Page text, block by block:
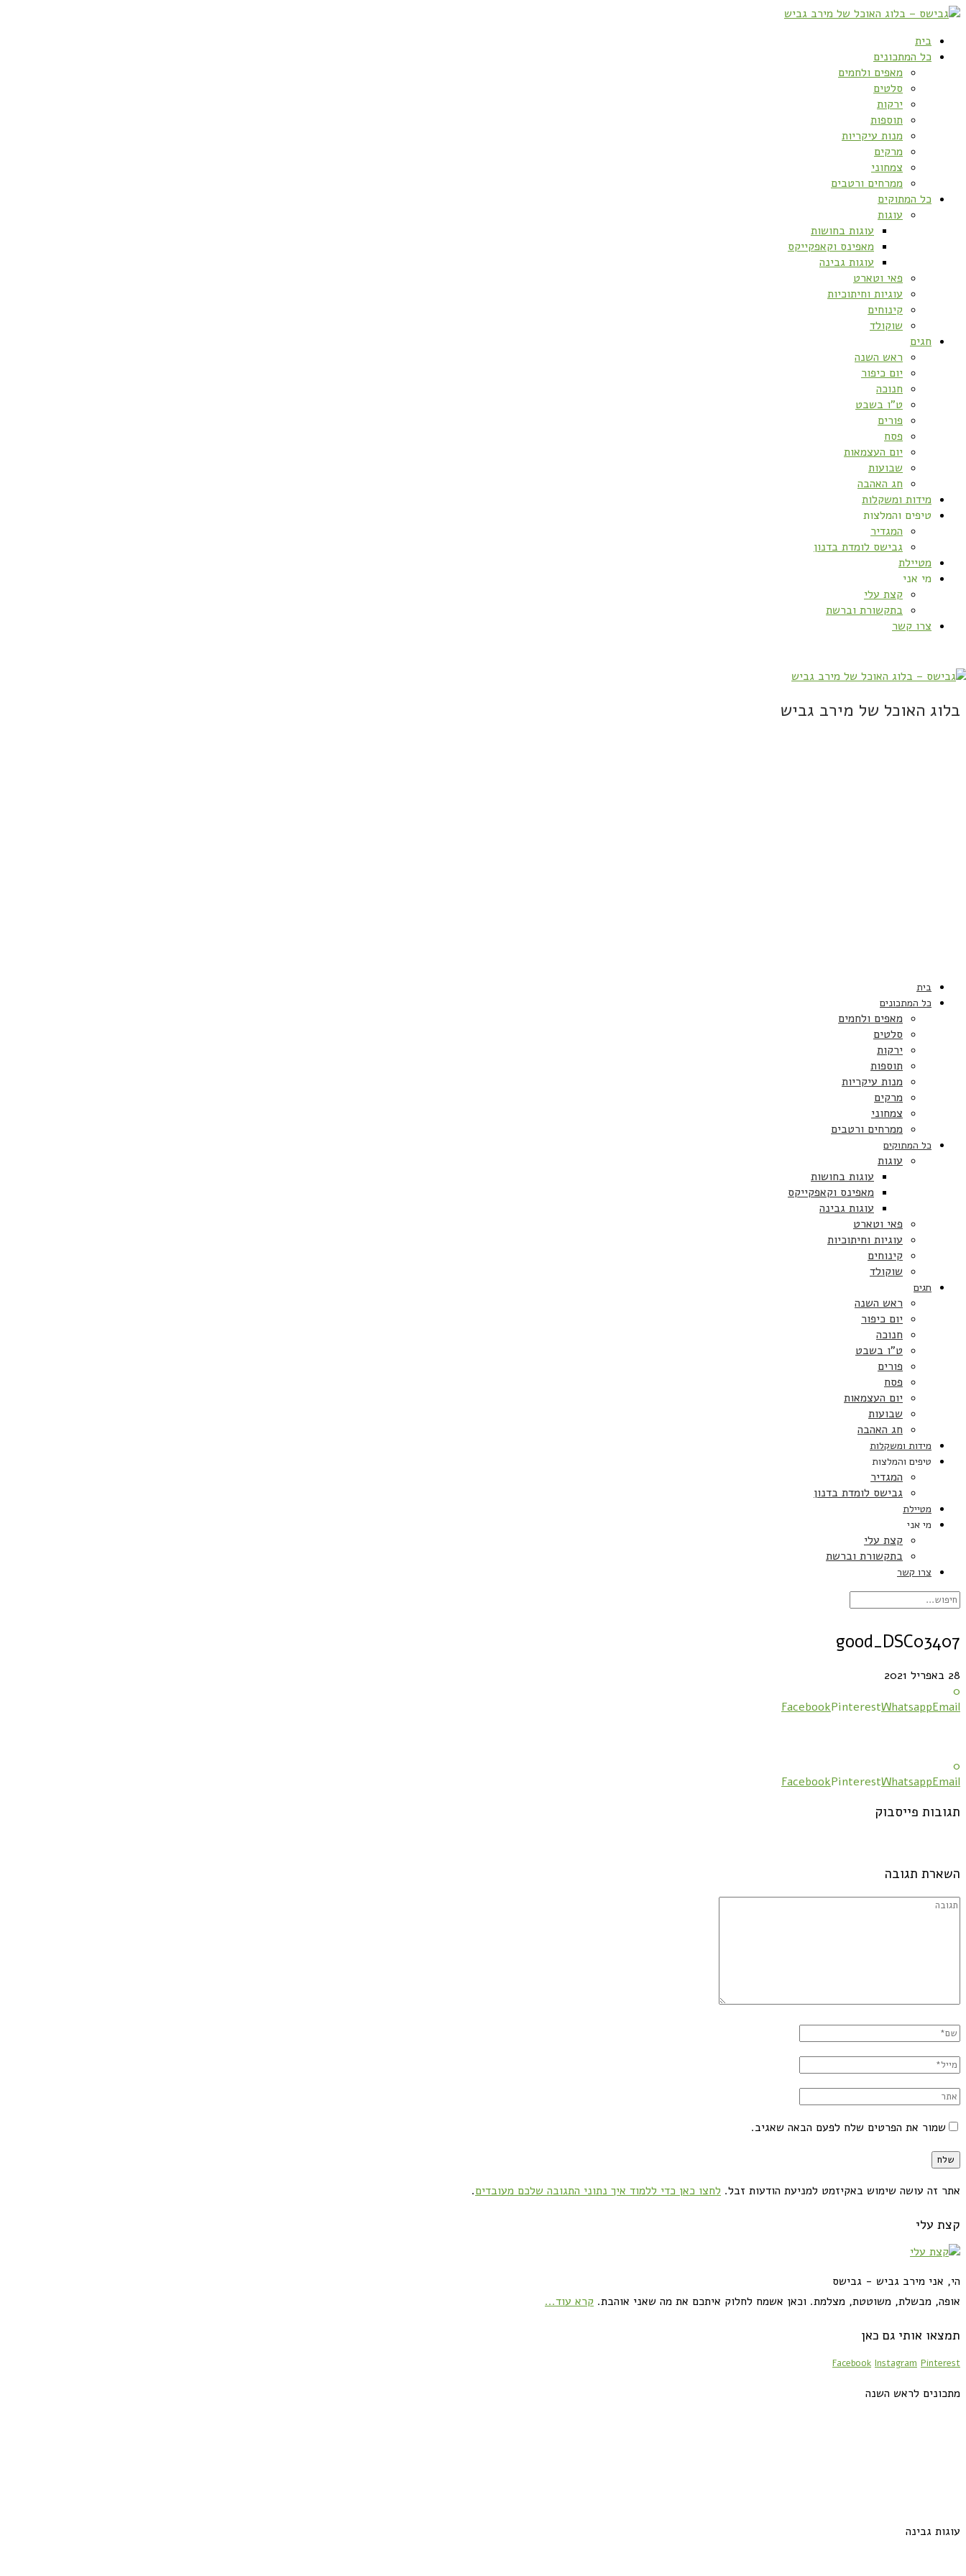
בית
כל המתכונים
מאפים ולחמים
סלטים
ירקות
תוספות
מנות עיקריות
מרקים
צמחוני
ממרחים ורטבים
כל המתוקים
עוגות
עוגות בחושות
מאפינס וקאפקייקס
עוגות גבינה
פאי וטארט
עוגיות וחיתוכיות
קינוחים
שוקולד
חגים
ראש השנה
יום כיפור
חנוכה
ט”ו בשבט
פורים
פסח
יום העצמאות
שבועות
חג האהבה
מידות ומשקלות
טיפים והמלצות
המגדיר
גבישס לומדת בדנון
מטיילת
מי אני
קצת עלי
בתקשורת וברשת
צרו קשר
בלוג האוכל של מירב גביש
בית
כל המתכונים
מאפים ולחמים
סלטים
ירקות
תוספות
מנות עיקריות
מרקים
צמחוני
ממרחים ורטבים
כל המתוקים
עוגות
עוגות בחושות
מאפינס וקאפקייקס
עוגות גבינה
פאי וטארט
עוגיות וחיתוכיות
קינוחים
שוקולד
חגים
ראש השנה
יום כיפור
חנוכה
ט”ו בשבט
פורים
פסח
יום העצמאות
שבועות
חג האהבה
מידות ומשקלות
טיפים והמלצות
המגדיר
גבישס לומדת בדנון
מטיילת
מי אני
קצת עלי
בתקשורת וברשת
צרו קשר
good_DSC03407
28 באפריל 2021
0
FacebookPinterestWhatsappEmail
0
FacebookPinterestWhatsappEmail
תגובות פייסבוק
השארת תגובה
שמור את הפרטים שלח לפעם הבאה שאגיב.
אתר זה עושה שימוש באקיזמט למניעת הודעות זבל. לחצו כאן כדי ללמוד איך נתוני התגובה שלכם מעובדים.
קצת עלי
הי, אני מירב גביש - גבישס
אופה, מבשלת, משוטטת, מצלמת. וכאן אשמח לחלוק איתכם את מה שאני אוהבת. קרא עוד...
תמצאו אותי גם כאן
Facebook Instagram Pinterest
מתכונים לראש השנה
עוגות גבינה